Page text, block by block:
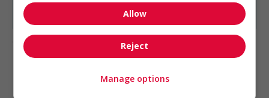
Représentant(e) du service à la clientèle...
1 - 3 de 3 résultats
Allow
Reject
Manage options